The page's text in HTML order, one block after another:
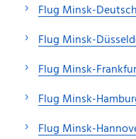
Flug Minsk-
Flug Minsk-
Flug Minsk-
Flug Minsk-
Flug Minsk-